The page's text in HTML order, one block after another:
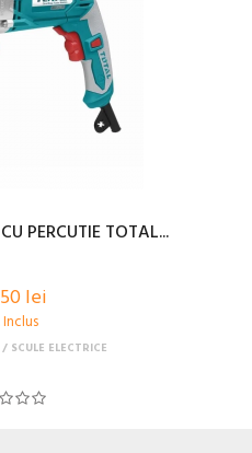
PERCUTIE TOTAL...
lei
SCULE ELECTRICE